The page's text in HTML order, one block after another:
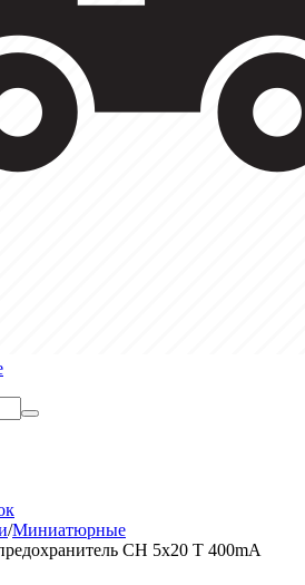
/Миниатюрные
CH 5x20 T 400mA